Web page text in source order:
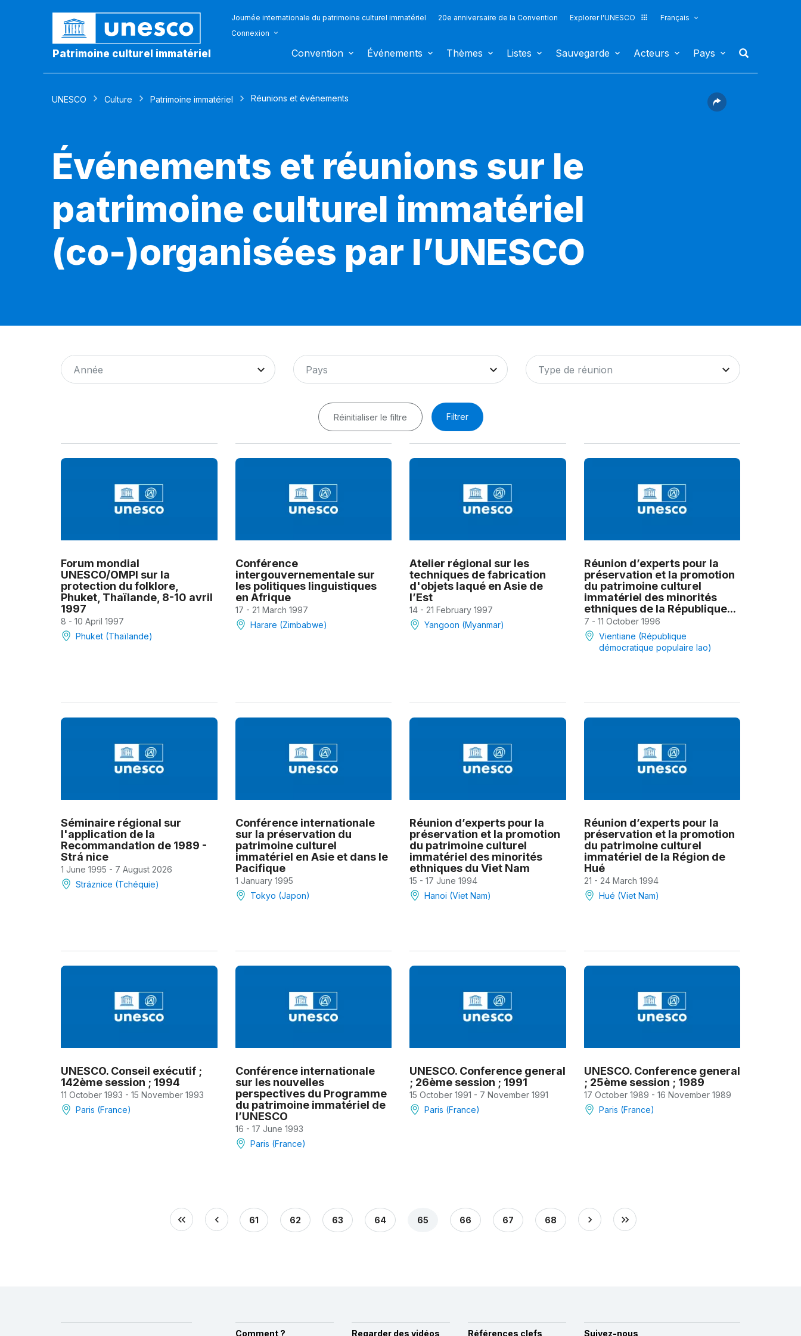
Patrimoine culturel immatériel
Journée internationale du patrimoine culturel immatériel 20e anniversaire de la Convention Explorer l'UNESCO
Français
Connexion
Convention Événements Thèmes Listes Sauvegarde Acteurs Pays
UNESCO Culture Patrimoine immatériel Réunions et événements
Événements et réunions sur le
patrimoine culturel immatériel
(co-)organisées par l’UNESCO
Année Pays Type de réunion
Réinitialiser le filtre Filtrer
Forum mondial
UNESCO/OMPI sur la
protection du folklore,
Phuket, Thaïlande, 8-10 avril
1997
8 - 10 April 1997
Phuket (Thaïlande)
Conférence
intergouvernementale sur
les politiques linguistiques
en Afrique
17 - 21 March 1997
Harare (Zimbabwe)
Atelier régional sur les
techniques de fabrication
d'objets laqué en Asie de
l’Est
14 - 21 February 1997
Yangoon (Myanmar)
Réunion d’experts pour la
préservation et la promotion
du patrimoine culturel
immatériel des minorités
ethniques de la République...
7 - 11 October 1996
Vientiane (République
démocratique populaire lao)
Séminaire régional sur
l'application de la
Recommandation de 1989 -
Strá nice
1 June 1995 - 7 August 2026
Stráznice (Tchéquie)
Conférence internationale
sur la préservation du
patrimoine culturel
immatériel en Asie et dans le
Pacifique
1 January 1995
Tokyo (Japon)
Réunion d’experts pour la
préservation et la promotion
du patrimoine culturel
immatériel des minorités
ethniques du Viet Nam
15 - 17 June 1994
Hanoi (Viet Nam)
Réunion d’experts pour la
préservation et la promotion
du patrimoine culturel
immatériel de la Région de
Hué
21 - 24 March 1994
Hué (Viet Nam)
UNESCO. Conseil exécutif ;
142ème session ; 1994
11 October 1993 - 15 November 1993
Paris (France)
Conférence internationale
sur les nouvelles
perspectives du Programme
du patrimoine immatériel de
l’UNESCO
16 - 17 June 1993
Paris (France)
UNESCO. Conference general
; 26ème session ; 1991
15 October 1991 - 7 November 1991
Paris (France)
UNESCO. Conference general
; 25ème session ; 1989
17 October 1989 - 16 November 1989
Paris (France)
61 62 63 64 65 66 67 68
Comment ? Regarder des vidéos Références clefs Suivez-nous